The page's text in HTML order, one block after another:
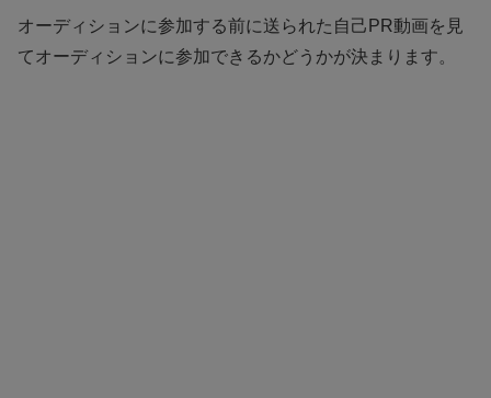
オーディションに参加する前に送られた自己PR動画を見
てオーディションに参加できるかどうかが決まります。